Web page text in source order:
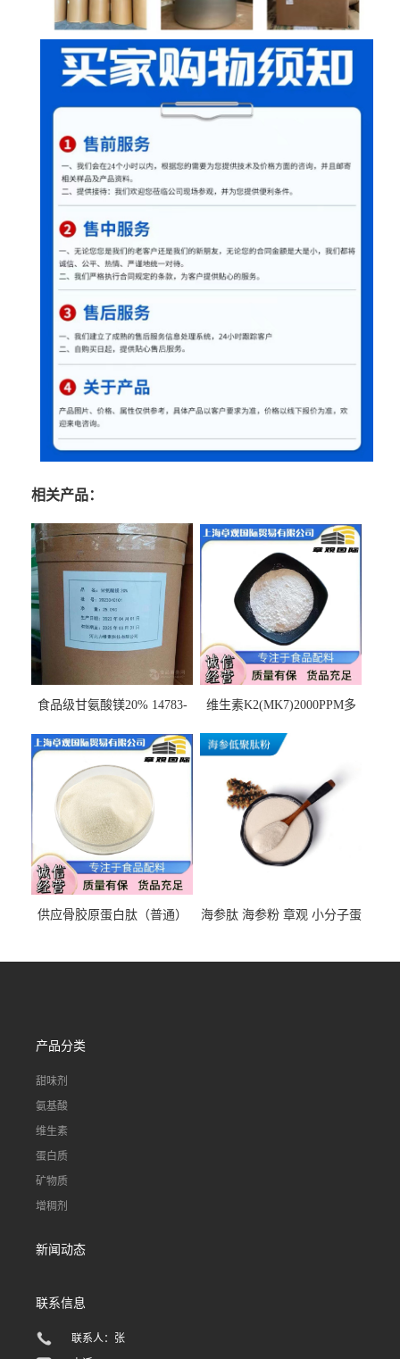
相关产品：
食品级甘氨酸镁20% 14783-
饮料 20%
维生素K2(MK7)2000PPM多
应
供应骨胶原蛋白肽（普通）
海参肽 海参粉 章观 小分子蛋
产品分类
甜味剂
氨基酸
维生素
蛋白质
矿物质
增稠剂
新闻动态
联系信息
联系人：张